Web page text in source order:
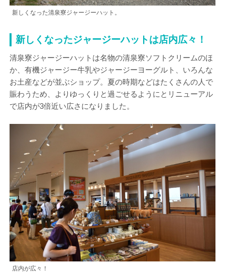
新しくなった清泉寮ジャージーハット。
新しくなったジャージーハットは店内広々！
清泉寮ジャージーハットは名物の清泉寮ソフトクリームのほ
か、有機ジャージー牛乳やジャージーヨーグルト、いろんな
お土産などが並ぶショップ。夏の時期などはたくさんの人で
賑わうため、よりゆっくりと過ごせるようにとリニューアル
で店内が3倍近い広さになりました。
店内が広々！